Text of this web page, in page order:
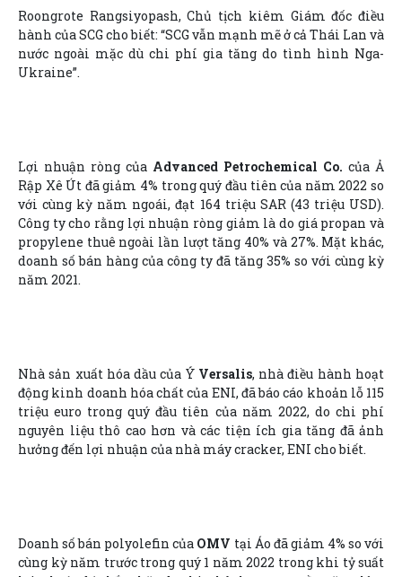
Roongrote Rangsiyopash, Chủ tịch kiêm Giám đốc điều
hành của SCG cho biết: “SCG vẫn mạnh mẽ ở cả Thái Lan và
nước ngoài mặc dù chi phí gia tăng do tình hình Nga-
Ukraine”.
Lợi nhuận ròng của Advanced Petrochemical Co. của Ả
Rập Xê Út đã giảm 4% trong quý đầu tiên của năm 2022 so
với cùng kỳ năm ngoái, đạt 164 triệu SAR (43 triệu USD).
Công ty cho rằng lợi nhuận ròng giảm là do giá propan và
propylene thuê ngoài lần lượt tăng 40% và 27%. Mặt khác,
doanh số bán hàng của công ty đã tăng 35% so với cùng kỳ
năm 2021.
Nhà sản xuất hóa dầu của Ý Versalis, nhà điều hành hoạt
động kinh doanh hóa chất của ENI, đã báo cáo khoản lỗ 115
triệu euro trong quý đầu tiên của năm 2022, do chi phí
nguyên liệu thô cao hơn và các tiện ích gia tăng đã ảnh
hưởng đến lợi nhuận của nhà máy cracker, ENI cho biết.
Doanh số bán polyolefin của OMV tại Áo đã giảm 4% so với
cùng kỳ năm trước trong quý 1 năm 2022 trong khi tỷ suất